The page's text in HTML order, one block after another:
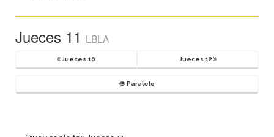
Jueces 11 LBLA
Jueces 10 Jueces 12
Paralelo